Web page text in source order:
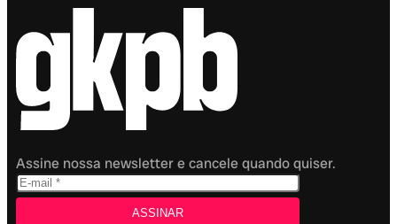
Assine nossa newsletter e cancele quando quiser.